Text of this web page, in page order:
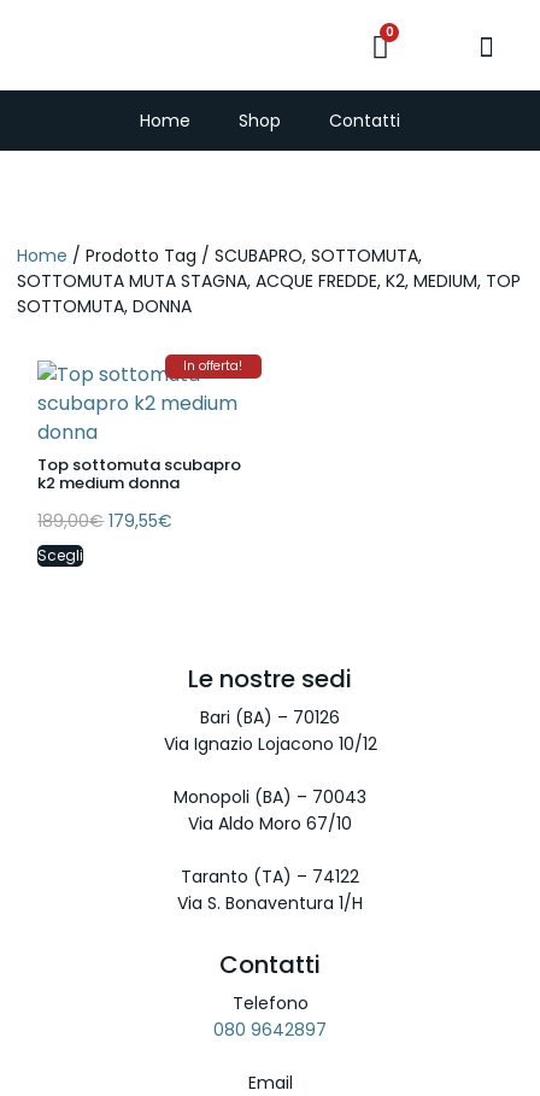
0
Home Shop Contatti
Home / Prodotto Tag / SCUBAPRO, SOTTOMUTA,
SOTTOMUTA MUTA STAGNA, ACQUE FREDDE, K2, MEDIUM, TOP
SOTTOMUTA, DONNA
In offerta!
Top sottomuta scubapro
k2 medium donna
189,00€ 179,55€
Scegli
Le nostre sedi
Bari (BA) – 70126
Via Ignazio Lojacono 10/12
Monopoli (BA) – 70043
Via Aldo Moro 67/10
Taranto (TA) – 74122
Via S. Bonaventura 1/H
Contatti
Telefono
080 9642897
Email